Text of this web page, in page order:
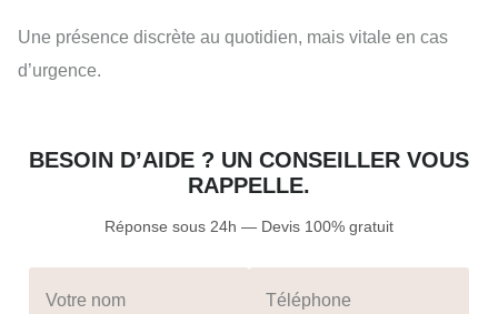
Une présence discrète au quotidien, mais vitale en cas
d’urgence.
BESOIN D’AIDE ? UN CONSEILLER VOUS
RAPPELLE.
Réponse sous 24h — Devis 100% gratuit